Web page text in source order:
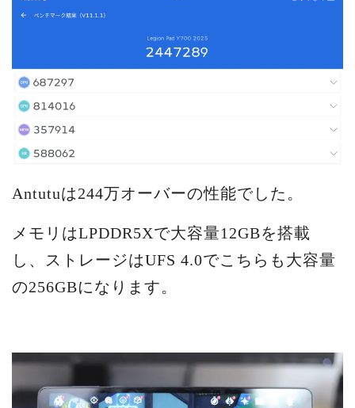
Antutuは244万オーバーの性能でした。
メモリはLPDDR5Xで大容量12GBを搭載
し、ストレージはUFS 4.0でこちらも大容量
の256GBになります。